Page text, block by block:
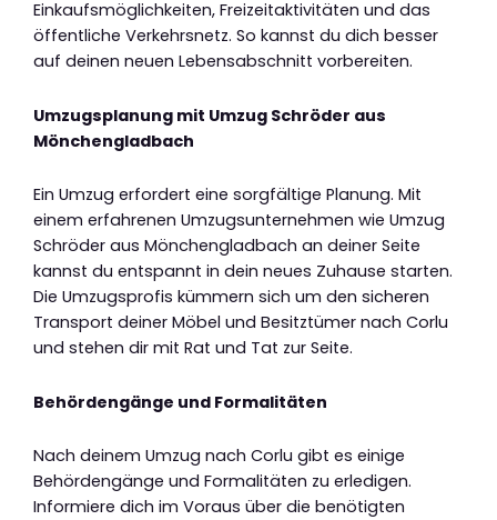
Einkaufsmöglichkeiten, Freizeitaktivitäten und das
öffentliche Verkehrsnetz. So kannst du dich besser
auf deinen neuen Lebensabschnitt vorbereiten.
Umzugsplanung mit Umzug Schröder aus
Mönchengladbach
Ein Umzug erfordert eine sorgfältige Planung. Mit
einem erfahrenen Umzugsunternehmen wie Umzug
Schröder aus Mönchengladbach an deiner Seite
kannst du entspannt in dein neues Zuhause starten.
Die Umzugsprofis kümmern sich um den sicheren
Transport deiner Möbel und Besitztümer nach Corlu
und stehen dir mit Rat und Tat zur Seite.
Behördengänge und Formalitäten
Nach deinem Umzug nach Corlu gibt es einige
Behördengänge und Formalitäten zu erledigen.
Informiere dich im Voraus über die benötigten